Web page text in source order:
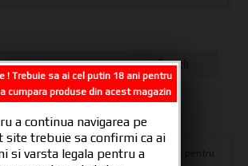
din suflet oameni dragi pentru produs si pentru
! Trebuie sa ai cel putin 18 ani pentru
cumpara produse din acest magazin
a continua navigarea pe
site trebuie sa confirmi ca ai
si varsta legala pentru a